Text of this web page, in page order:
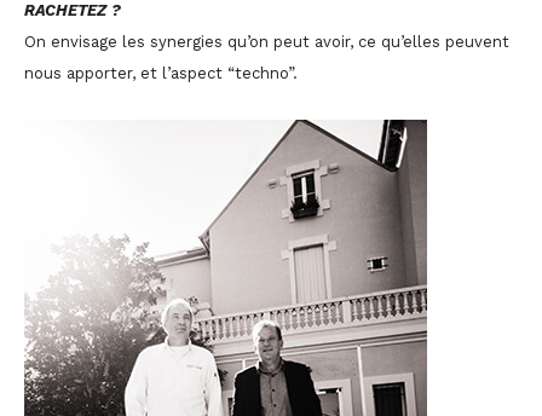
RACHETEZ ?
On envisage les synergies qu’on peut avoir, ce qu’elles peuvent
nous apporter, et l’aspect “techno”.